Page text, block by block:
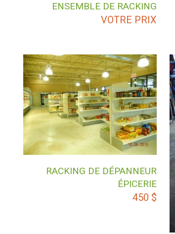
ENSEMBLE DE RACKING
VOTRE PRIX
RACKING DE DÉPANNEUR
ÉPICERIE
450 $